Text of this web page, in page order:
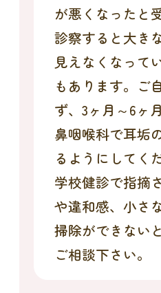
が悪くなったと
診察すると大き
見えなくなって
もあります。ご
ず、3ヶ月～6ヶ
鼻咽喉科で耳垢
るようにしてく
学校健診で指摘
や違和感、小さ
掃除ができない
ご相談下さい。